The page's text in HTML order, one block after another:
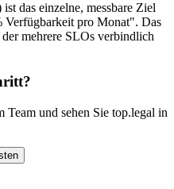
das einzelne, messbare Ziel
Verfügbarkeit pro Monat". Das
mehrere SLOs verbindlich
Team und sehen Sie top.legal in